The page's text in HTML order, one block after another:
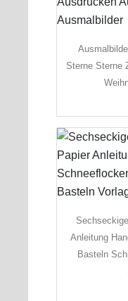
Sterne Sterne
Anleitung
Basteln